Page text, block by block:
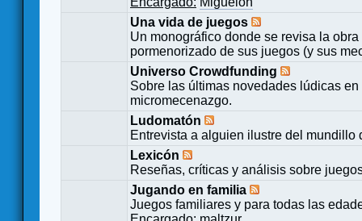
Una vida de juegos
Un monográfico donde se revisa la
pormenorizado de sus juegos (y sus
Universo Crowdfunding
Sobre las últimas novedades lúdicas
micromecenazgo.
Ludomatón
Entrevista a alguien ilustre del mundillo
Lexicón
Reseñas, críticas y análisis sobre
Jugando en familia
Juegos familiares y para todas las